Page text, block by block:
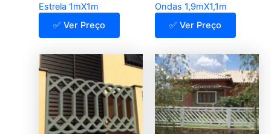
Estrela 1mX1m
✅ Ver Preço
Ondas 1,9mX1,1m
✅ Ver Preço